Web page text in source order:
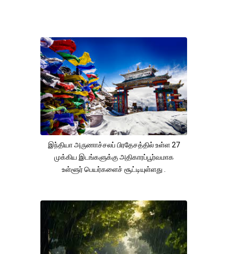
இந்தியா அருணாச்சலப் பிரதேசத்தில் உள்ள 27
முக்கிய இடங்களுக்கு அதிகாரப்பூர்வமாக
உள்ளூர் பெயர்களைச் சூட்டியுள்ளது .